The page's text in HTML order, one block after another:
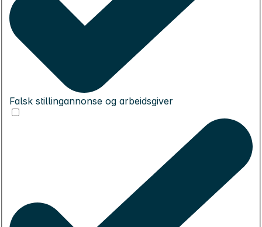
Falsk stillingannonse og arbeidsgiver